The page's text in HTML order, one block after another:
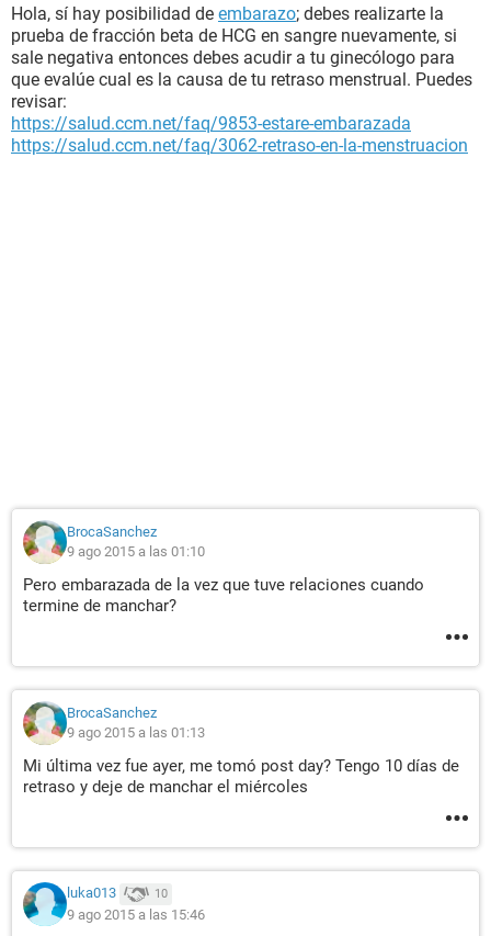
Hola, sí hay posibilidad de embarazo; debes realizarte la
prueba de fracción beta de HCG en sangre nuevamente, si
sale negativa entonces debes acudir a tu ginecólogo para
que evalúe cual es la causa de tu retraso menstrual. Puedes
revisar:
https://salud.ccm.net/faq/9853-estare-embarazada
https://salud.ccm.net/faq/3062-retraso-en-la-menstruacion
BrocaSanchez
9 ago 2015 a las 01:10
Pero embarazada de la vez que tuve relaciones cuando
termine de manchar?
BrocaSanchez
9 ago 2015 a las 01:13
Mi última vez fue ayer, me tomó post day? Tengo 10 días de
retraso y deje de manchar el miércoles
luka013 10
9 ago 2015 a las 15:46